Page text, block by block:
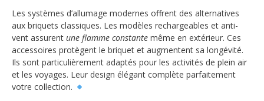
Les systèmes d’allumage modernes offrent des alternatives
aux briquets classiques. Les modèles rechargeables et anti-
vent assurent une flamme constante même en extérieur. Ces
accessoires protègent le briquet et augmentent sa longévité.
Ils sont particulièrement adaptés pour les activités de plein air
et les voyages. Leur design élégant complète parfaitement
votre collection.